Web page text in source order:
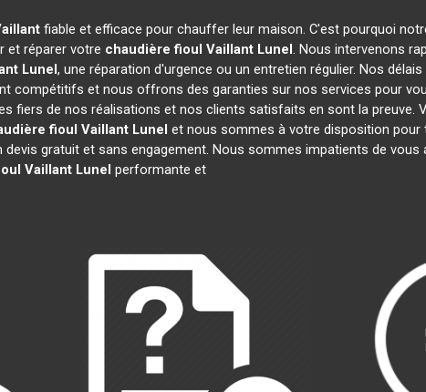
fiable et efficace pour chauffer leur maison. C'est pourquoi
et réparer votre chaudière fioul Vaillant Lunel. Nous intervenons
Lunel, une réparation d'urgence ou un entretien régulier. Nos
compétitifs et nous offrons des garanties sur nos services pour
fiers de nos réalisations et nos clients satisfaits en sont la preuve.
fioul Vaillant Lunel et nous sommes à votre disposition pour
gratuit et sans engagement. Nous sommes impatients de vous
Vaillant Lunel performante et